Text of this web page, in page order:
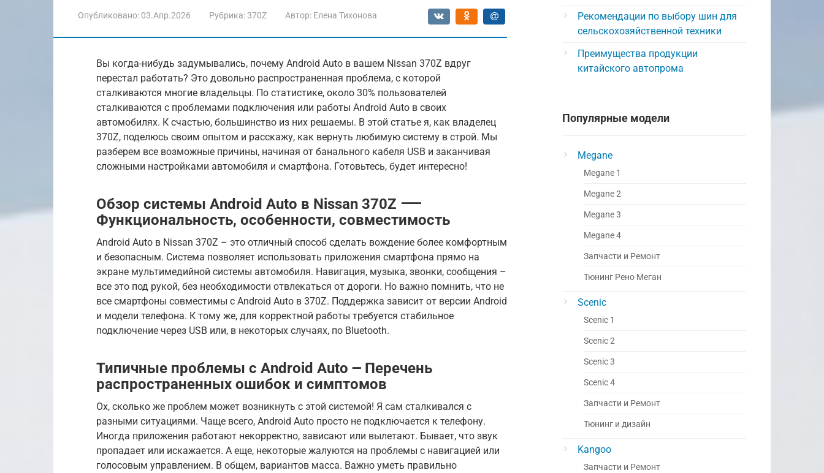
Опубликовано: 03.Апр.2026 Рубрика:370Z Автор: Елена Тихонова
Вы когда-нибудь задумывались, почему Android Auto в вашем Nissan 370Z вдруг
перестал работать? Это довольно распространенная проблема, с которой
сталкиваются многие владельцы. По статистике, около 30% пользователей
сталкиваются с проблемами подключения или работы Android Auto в своих
автомобилях. К счастью, большинство из них решаемы. В этой статье я, как владелец
370Z, поделюсь своим опытом и расскажу, как вернуть любимую систему в строй. Мы
разберем все возможные причины, начиная от банального кабеля USB и заканчивая
сложными настройками автомобиля и смартфона. Готовьтесь, будет интересно!
Обзор системы Android Auto в Nissan 370Z ⸺
Функциональность, особенности, совместимость
Android Auto в Nissan 370Z – это отличный способ сделать вождение более комфортным
и безопасным. Система позволяет использовать приложения смартфона прямо на
экране мультимедийной системы автомобиля. Навигация, музыка, звонки, сообщения –
все это под рукой, без необходимости отвлекаться от дороги. Но важно помнить, что не
все смартфоны совместимы с Android Auto в 370Z. Поддержка зависит от версии Android
и модели телефона. К тому же, для корректной работы требуется стабильное
подключение через USB или, в некоторых случаях, по Bluetooth.
Типичные проблемы с Android Auto ౼ Перечень
распространенных ошибок и симптомов
Ох, сколько же проблем может возникнуть с этой системой! Я сам сталкивался с
разными ситуациями. Чаще всего, Android Auto просто не подключается к телефону.
Иногда приложения работают некорректно, зависают или вылетают. Бывает, что звук
пропадает или искажается. А еще, некоторые жалуются на проблемы с навигацией или
голосовым управлением. В общем, вариантов масса. Важно уметь правильно
Рекомендации по выбору шин для
сельскохозяйственной техники
Преимущества продукции
китайского автопрома
Популярные модели
Megane
Megane 1
Megane 2
Megane 3
Megane 4
Запчасти и Ремонт
Тюнинг Рено Меган
Scenic
Scenic 1
Scenic 2
Scenic 3
Scenic 4
Запчасти и Ремонт
Тюнинг и дизайн
Kangoo
Запчасти и Ремонт